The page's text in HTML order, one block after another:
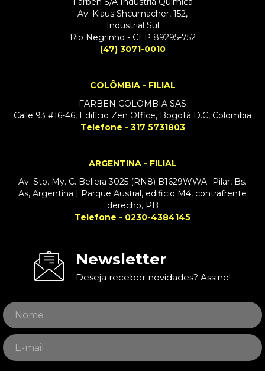
Av. Klaus Shcumacher, 152,
Industrial Sul
Rio Negrinho - CEP 89295-752
(47) 3071-0010
COLÔMBIA - FILIAL
FARBEN COLOMBIA SAS
Calle 93 #16-46, Edifício Zen Office, Bogotá D.C, Colombia
Telefone - 317 5731803
ARGENTINA - FILIAL
Av. Sto. My. C. Beliera 3025 (RN8) B1629WWA -Pilar, Bs.
As, Argentina | Parque Austral, edificio M4, contrafrente
derecho, PB
Telefone - 0230-4384145
Newsletter
Deseja receber novidades? Assine!